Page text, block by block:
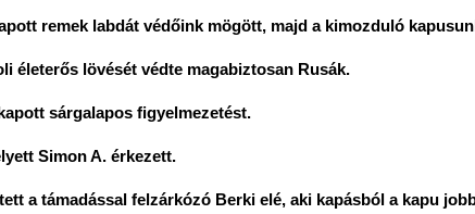
remek labdát védőink mögött, majd a kimozduló
életerős lövését védte magabiztosan Rusák.
sárgalapos figyelmezetést.
Simon A. érkezett.
a támadással felzárkózó Berki elé, aki kapásból a kapu